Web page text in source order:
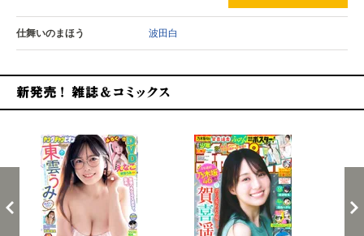
仕舞いのまほう 波田白